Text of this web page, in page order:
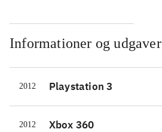
Informationer og udgaver
2012 Playstation 3
2012 Xbox 360